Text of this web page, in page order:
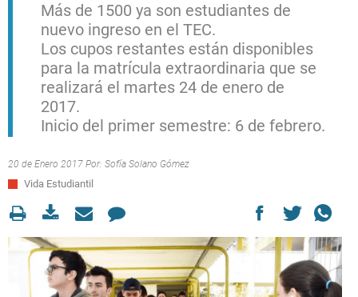
Más de 1500 ya son estudiantes de
nuevo ingreso en el TEC.
Los cupos restantes están disponibles
para la matrícula extraordinaria que se
realizará el martes 24 de enero de
2017.
Inicio del primer semestre: 6 de febrero.
20 de Enero 2017 Por: Sofía Solano Gómez
Vida Estudiantil